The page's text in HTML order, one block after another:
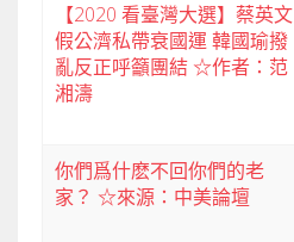
【2020 看臺灣大選】蔡英文
假公濟私帶衰國運 韓國瑜撥
亂反正呼籲團結 ☆作者：范
湘濤
你們爲什麽不回你們的老
家？ ☆來源：中美論壇